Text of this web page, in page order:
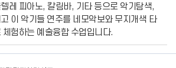
레 피아노, 칼림바, 기타 등으로 악기탐색,
이 악기들 연주를 네모악보와 무지개색 타
체험하는 예술융합 수업입니다.